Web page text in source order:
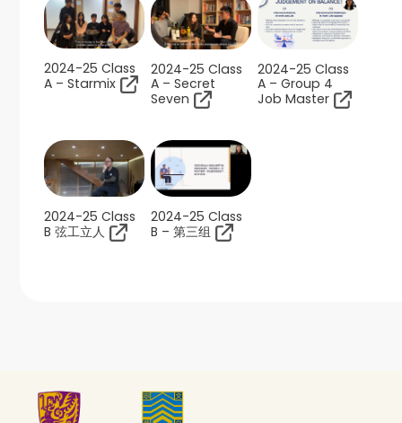
2024-25 Class
A – Starmix
2024-25 Class
A – Secret
Seven
2024-25 Class
A – Group 4
Job Master
2024-25 Class
B 弦工立人
2024-25 Class
B – 第三组